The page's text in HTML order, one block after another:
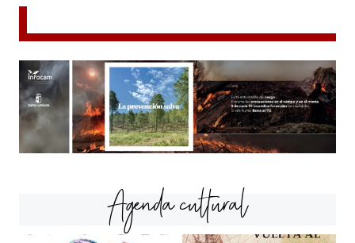
Agenda cultural